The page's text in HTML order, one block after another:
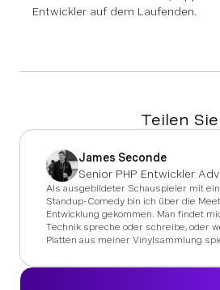
Entwickler auf dem Laufenden.
Teilen
James Seconde
Senior PHP Entwickler
Als ausgebildeter Schauspieler mit
Standup-Comedy bin ich über die
Entwicklung gekommen. Man findet
Technik spreche oder schreibe, oder
Platten aus meiner Vinylsammlung